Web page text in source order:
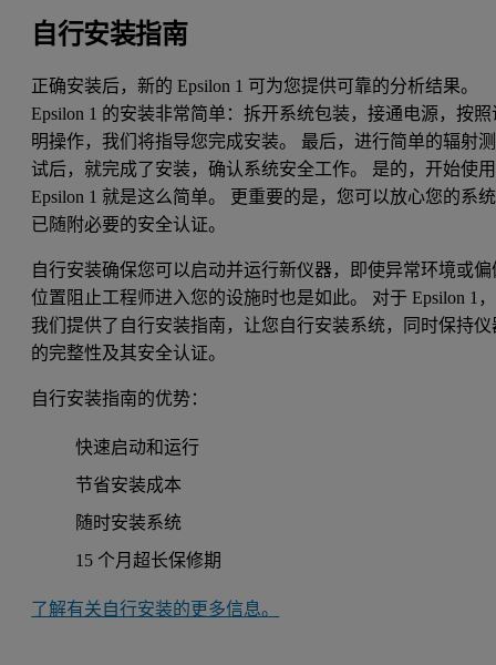
自行安装指南
正确安装后，新的 Epsilon 1 可为您提供可靠的分析结果。
Epsilon 1 的安装非常简单：拆开系统包装，接通电源，按照
明操作，我们将指导您完成安装。 最后，进行简单的辐射测
试后，就完成了安装，确认系统安全工作。 是的，开始使用
Epsilon 1 就是这么简单。 更重要的是，您可以放心您的系统
已随附必要的安全认证。
自行安装确保您可以启动并运行新仪器，即使异常环境或偏
位置阻止工程师进入您的设施时也是如此。 对于 Epsilon 1，
我们提供了自行安装指南，让您自行安装系统，同时保持仪
的完整性及其安全认证。
自行安装指南的优势：
快速启动和运行
节省安装成本
随时安装系统
15 个月超长保修期
了解有关自行安装的更多信息。